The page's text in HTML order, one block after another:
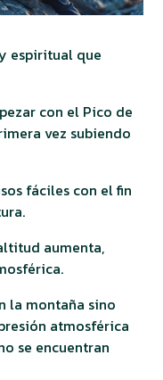
espiritual que
con el Pico de
vez subiendo
fáciles con el fin
aumenta,
la montaña sino
atmosférica
se encuentran